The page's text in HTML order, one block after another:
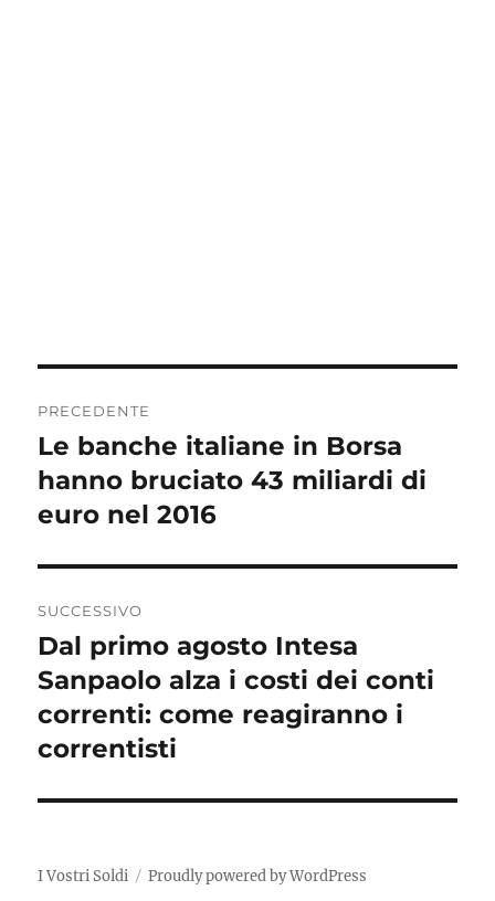
articoli
PRECEDENTE
Articolo
precedente:
Le banche italiane in Borsa
hanno bruciato 43 miliardi di
euro nel 2016
SUCCESSIVO
Articolo
successivo:
Dal primo agosto Intesa
Sanpaolo alza i costi dei conti
correnti: come reagiranno i
correntisti
I Vostri Soldi Proudly powered by WordPress